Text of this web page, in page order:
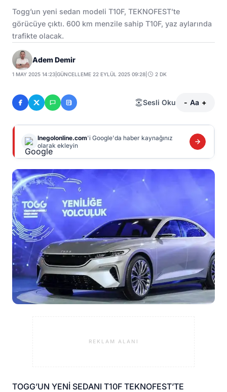
Togg’un yeni sedan modeli T10F, TEKNOFEST’te
görücüye çıktı. 600 km menzile sahip T10F, yaz aylarında
trafikte olacak.
Adem Demir
1 MAY 2025 14:23 |GÜNCELLEME 22 EYLÜL 2025 09:28 2 DK
Sesli Oku - Aa +
Inegolonline.com'i Google'da haber kaynağınız
olarak ekleyin
REKLAM ALANI
TOGG’UN YENİ SEDANI T10F TEKNOFEST’TE